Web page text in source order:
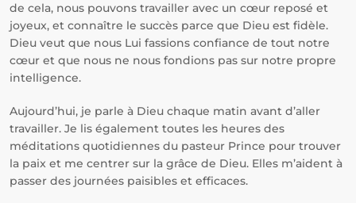
de cela, nous pouvons travailler avec un cœur reposé et
joyeux, et connaître le succès parce que Dieu est fidèle.
Dieu veut que nous Lui fassions confiance de tout notre
cœur et que nous ne nous fondions pas sur notre propre
intelligence.
Aujourd’hui, je parle à Dieu chaque matin avant d’aller
travailler. Je lis également toutes les heures des
méditations quotidiennes du pasteur Prince pour trouver
la paix et me centrer sur la grâce de Dieu. Elles m’aident à
passer des journées paisibles et efficaces.